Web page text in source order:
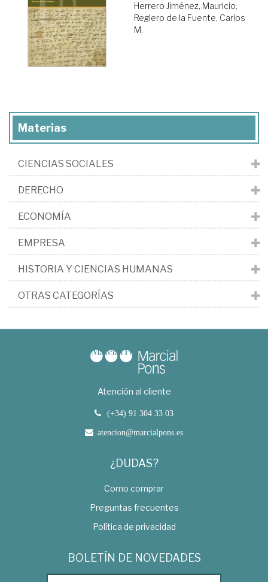
Herrero Jiménez, Mauricio;
Reglero de la Fuente, Carlos
M.
Materias
CIENCIAS SOCIALES
DERECHO
ECONOMÍA
EMPRESA
HISTORIA Y CIENCIAS HUMANAS
OTRAS CATEGORÍAS
Atención al cliente
(+34) 91 304 33 03
atencion@marcialpons.es
¿DUDAS?
Como comprar
Preguntas frecuentes
Política de privacidad
BOLETÍN DE NOVEDADES